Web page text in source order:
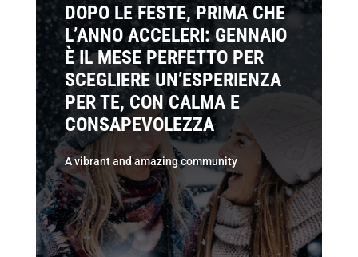
DOPO LE FESTE, PRIMA CHE
L’ANNO ACCELERI: GENNAIO
È IL MESE PERFETTO PER
SCEGLIERE UN’ESPERIENZA
PER TE, CON CALMA E
CONSAPEVOLEZZA
A vibrant and amazing community